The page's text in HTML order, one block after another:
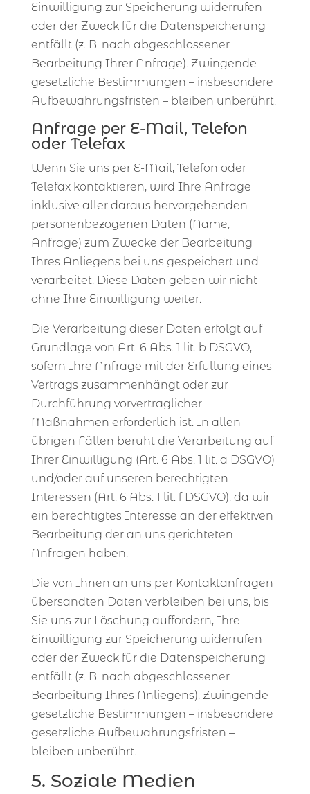
Einwilligung zur Speicherung widerrufen
oder der Zweck für die Datenspeicherung
entfällt (z. B. nach abgeschlossener
Bearbeitung Ihrer Anfrage). Zwingende
gesetzliche Bestimmungen – insbesondere
Aufbewahrungsfristen – bleiben unberührt.
Anfrage per E-Mail, Telefon
oder Telefax
Wenn Sie uns per E-Mail, Telefon oder
Telefax kontaktieren, wird Ihre Anfrage
inklusive aller daraus hervorgehenden
personenbezogenen Daten (Name,
Anfrage) zum Zwecke der Bearbeitung
Ihres Anliegens bei uns gespeichert und
verarbeitet. Diese Daten geben wir nicht
ohne Ihre Einwilligung weiter.
Die Verarbeitung dieser Daten erfolgt auf
Grundlage von Art. 6 Abs. 1 lit. b DSGVO,
sofern Ihre Anfrage mit der Erfüllung eines
Vertrags zusammenhängt oder zur
Durchführung vorvertraglicher
Maßnahmen erforderlich ist. In allen
übrigen Fällen beruht die Verarbeitung auf
Ihrer Einwilligung (Art. 6 Abs. 1 lit. a DSGVO)
und/oder auf unseren berechtigten
Interessen (Art. 6 Abs. 1 lit. f DSGVO), da wir
ein berechtigtes Interesse an der effektiven
Bearbeitung der an uns gerichteten
Anfragen haben.
Die von Ihnen an uns per Kontaktanfragen
übersandten Daten verbleiben bei uns, bis
Sie uns zur Löschung auffordern, Ihre
Einwilligung zur Speicherung widerrufen
oder der Zweck für die Datenspeicherung
entfällt (z. B. nach abgeschlossener
Bearbeitung Ihres Anliegens). Zwingende
gesetzliche Bestimmungen – insbesondere
gesetzliche Aufbewahrungsfristen –
bleiben unberührt.
5. Soziale Medien